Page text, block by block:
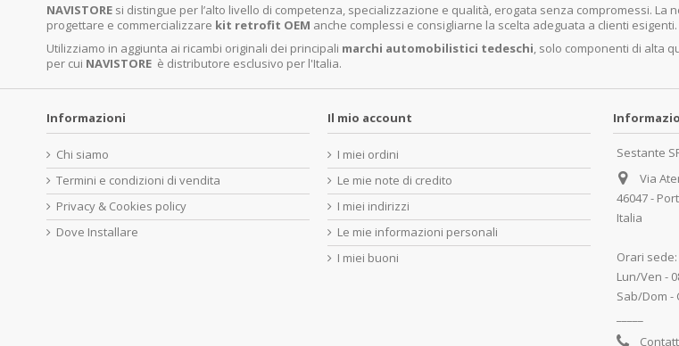
NAVISTORE si distingue per l’alto livello di competenza, specializzazione e qualità, erogata senza compromessi.
progettare e commercializzare kit retrofit OEM anche complessi e consigliarne la scelta adeguata a clienti esigenti.
Utilizziamo in aggiunta ai ricambi originali dei principali marchi automobilistici tedeschi, solo componenti di alta
per cui NAVISTORE è distributore esclusivo per l'Italia.
Informazioni
Chi siamo
Termini e condizioni di vendita
Privacy & Cookies policy
Dove Installare
Il mio account
I miei ordini
Le mie note di credito
I miei indirizzi
Le mie informazioni personali
I miei buoni
Sestante
Via
46047 -
Italia
Orari sede:
Lun/Ven -
Sab/Dom -